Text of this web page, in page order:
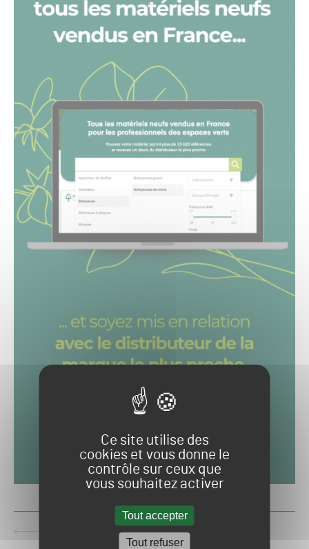
Ce site utilise des
cookies et vous donne le
contrôle sur ceux que
vous souhaitez activer
Tout accepter
Tout refuser
ARTICLE
LE STADE ERNEST-WALLON SERA COUVERT D'UNE
PELOUSE HYBRIDE